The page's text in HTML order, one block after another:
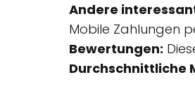
Andere
Mobile Zahlungen
Bewertungen:
Durchschnittliche